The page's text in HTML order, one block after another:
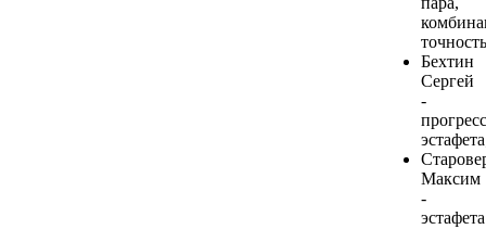
Бехтин
Сергей
-
Максим
-